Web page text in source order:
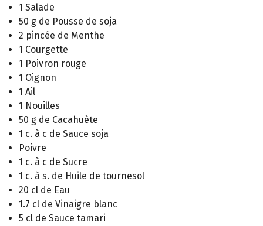
1 Salade
50 g de Pousse de soja
2 pincée de Menthe
1 Courgette
1 Poivron rouge
1 Oignon
1 Ail
1 Nouilles
50 g de Cacahuète
1 c. à c de Sauce soja
Poivre
1 c. à c de Sucre
1 c. à s. de Huile de tournesol
20 cl de Eau
1.7 cl de Vinaigre blanc
5 cl de Sauce tamari